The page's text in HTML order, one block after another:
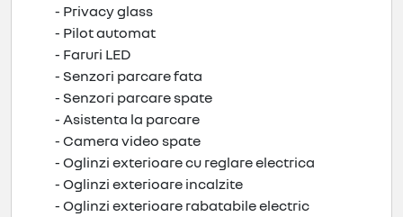
- Privacy glass
- Pilot automat
- Faruri LED
- Senzori parcare fata
- Senzori parcare spate
- Asistenta la parcare
- Camera video spate
- Oglinzi exterioare cu reglare electrica
- Oglinzi exterioare incalzite
- Oglinzi exterioare rabatabile electric